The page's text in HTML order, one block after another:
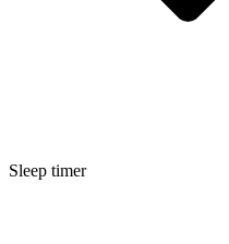
Sleep timer